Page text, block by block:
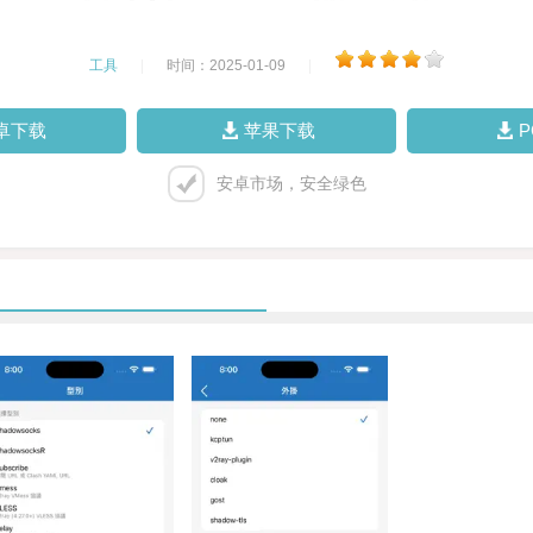
工具 时间：2025-01-09
下载 苹果下载
安卓市场，安全绿色